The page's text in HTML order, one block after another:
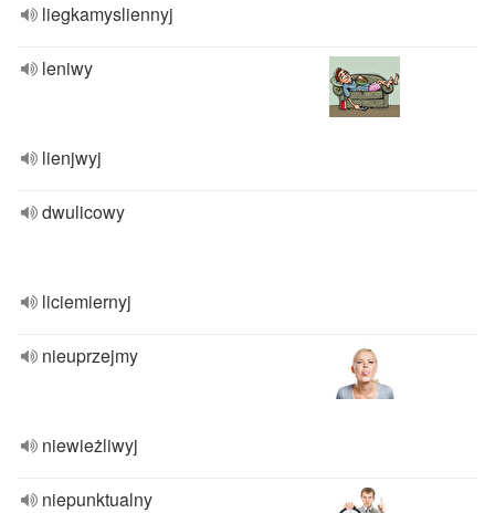
liegkamysliennyj
leniwy
lienjwyj
dwulicowy
liciemiernyj
nieuprzejmy
niewieżliwyj
niepunktualny